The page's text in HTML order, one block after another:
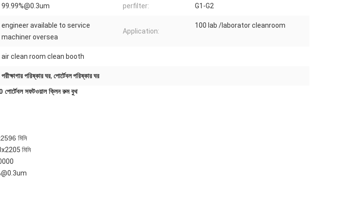
99.99%@0.3um perfilter: G1-G2
engineer available to service
machiner oversea
Application:
100 lab /laborator cleanroom
air clean room clean booth
পরীক্ষাগার পরিষ্কার ঘর, পোর্টেবল পরিষ্কার ঘর
পোর্টেবল সফটওয়াল ক্লিন রুম বুথ
মিমি
মিমি